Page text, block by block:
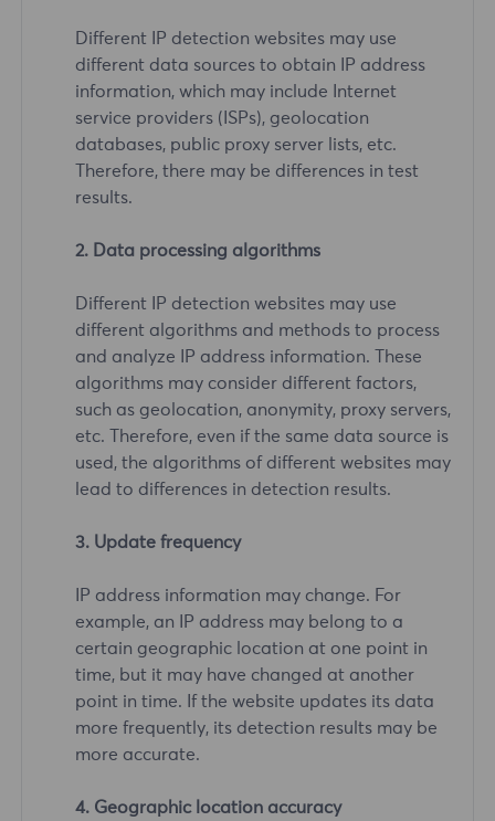
Different IP detection websites may use
different data sources to obtain IP address
information, which may include Internet
service providers (ISPs), geolocation
databases, public proxy server lists, etc.
Therefore, there may be differences in test
results.
2. Data processing algorithms
Different IP detection websites may use
different algorithms and methods to process
and analyze IP address information. These
algorithms may consider different factors,
such as geolocation, anonymity, proxy servers,
etc. Therefore, even if the same data source is
used, the algorithms of different websites may
lead to differences in detection results.
3. Update frequency
IP address information may change. For
example, an IP address may belong to a
certain geographic location at one point in
time, but it may have changed at another
point in time. If the website updates its data
more frequently, its detection results may be
more accurate.
4. Geographic location accuracy